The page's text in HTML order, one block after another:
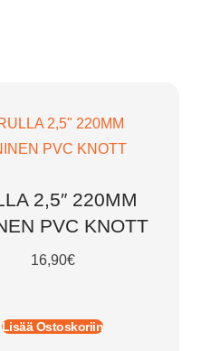
2,5″ 220MM
PVC KNOTT
16,90€
Lisää Ostoskoriin